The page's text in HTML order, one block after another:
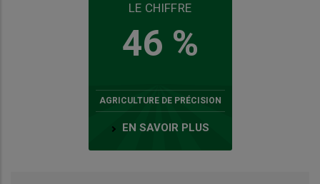
LE CHIFFRE
46 %
AGRICULTURE DE PRÉCISION
EN SAVOIR PLUS